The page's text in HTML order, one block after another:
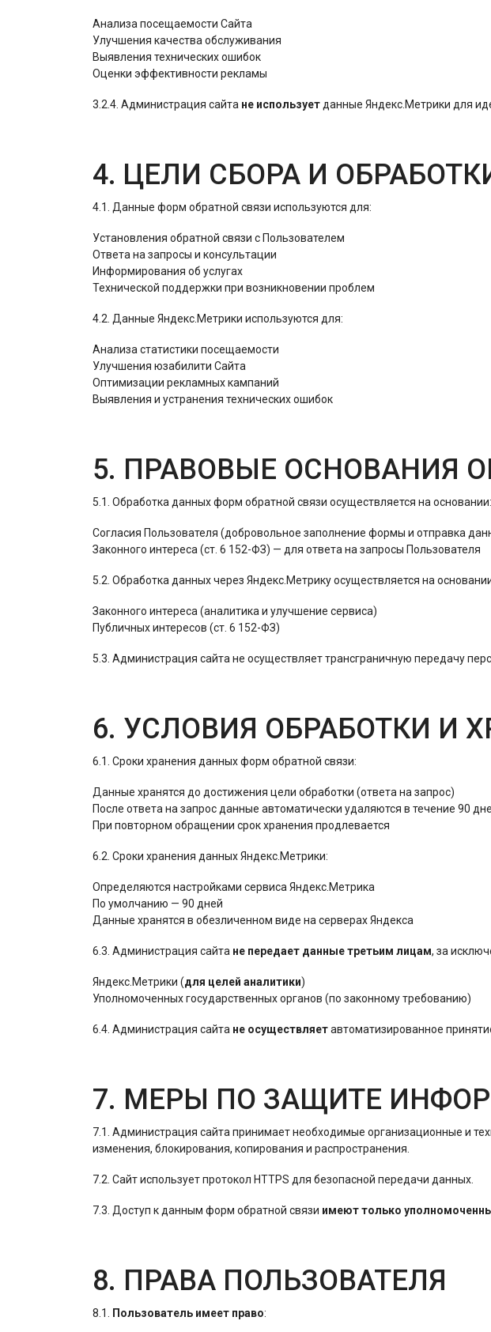
Анализа посещаемости Сайта
Улучшения качества обслуживания
Выявления технических ошибок
Оценки эффективности рекламы
3.2.4. Администрация сайта не использует данные Яндекс.Метрики для
4. ЦЕЛИ СБОРА И
4.1. Данные форм обратной связи используются для:
Установления обратной связи с Пользователем
Ответа на запросы и консультации
Информирования об услугах
Технической поддержки при возникновении проблем
4.2. Данные Яндекс.Метрики используются для:
Анализа статистики посещаемости
Улучшения юзабилити Сайта
Оптимизации рекламных кампаний
Выявления и устранения технических ошибок
5. ПРАВОВЫЕ ОСНОВАНИЯ
5.1. Обработка данных форм обратной связи осуществляется на основании:
Согласия Пользователя (добровольное заполнение формы и отправка
Законного интереса (ст. 6 152-ФЗ) — для ответа на запросы Пользователя
5.2. Обработка данных через Яндекс.Метрику осуществляется на
Законного интереса (аналитика и улучшение сервиса)
Публичных интересов (ст. 6 152-ФЗ)
5.3. Администрация сайта не осуществляет трансграничную передачу
6. УСЛОВИЯ ОБРАБОТКИ И
6.1. Сроки хранения данных форм обратной связи:
Данные хранятся до достижения цели обработки (ответа на запрос)
После ответа на запрос данные автоматически удаляются в течение 90
При повторном обращении срок хранения продлевается
6.2. Сроки хранения данных Яндекс.Метрики:
Определяются настройками сервиса Яндекс.Метрика
По умолчанию — 90 дней
Данные хранятся в обезличенном виде на серверах Яндекса
6.3. Администрация сайта не передает данные третьим лицам, за
Яндекс.Метрики (для целей аналитики)
Уполномоченных государственных органов (по законному требованию)
6.4. Администрация сайта не осуществляетавтоматизированное
7. МЕРЫ ПО ЗАЩИТЕ
7.1. Администрация сайта принимает необходимые организационные и
изменения, блокирования, копирования и распространения.
7.2. Сайт использует протокол HTTPS для безопасной передачи данных.
7.3. Доступ к данным форм обратной связи имеют только
8. ПРАВА ПОЛЬЗОВАТЕЛЯ
8.1. Пользователь имеет право: